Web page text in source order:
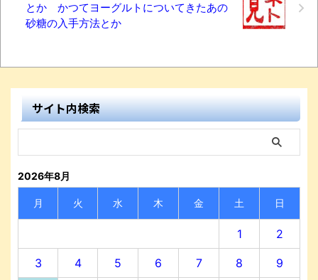
とか かつてヨーグルトについてきたあの
砂糖の入手方法とか
サイト内検索
2026年8月
月 火 水 木 金 土 日
1 2
3 4 5 6 7 8 9